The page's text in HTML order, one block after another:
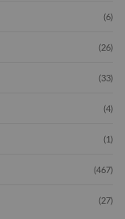
(6)
(26)
(33)
(4)
(1)
(467)
(27)